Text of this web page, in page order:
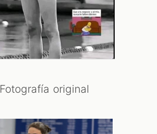
Fotografía original